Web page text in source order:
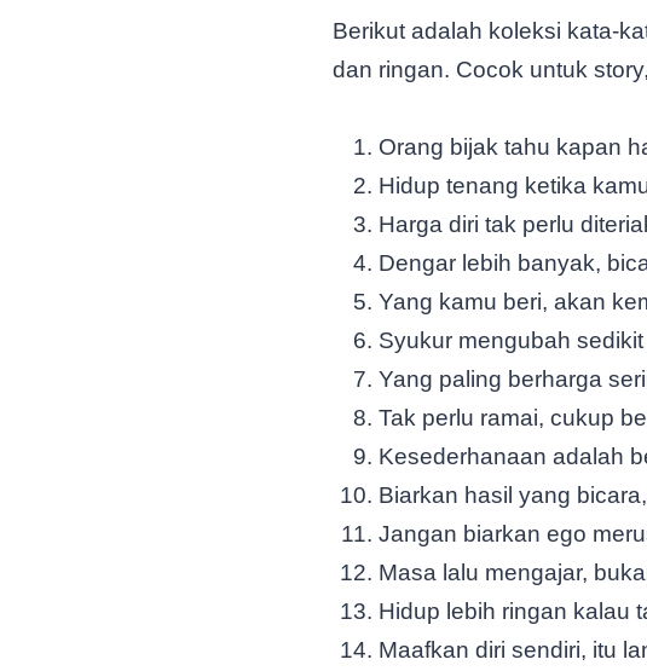
Berikut adalah koleksi kata-
dan ringan. Cocok untuk
Orang bijak tahu kapan
Hidup tenang ketika
Harga diri tak perlu
Dengar lebih banyak,
Yang kamu beri, akan
Syukur mengubah
Yang paling berharga
Tak perlu ramai, cukup
Kesederhanaan adalah
Biarkan hasil yang
Jangan biarkan ego
Masa lalu mengajar,
Hidup lebih ringan kalau
Maafkan diri sendiri, itu